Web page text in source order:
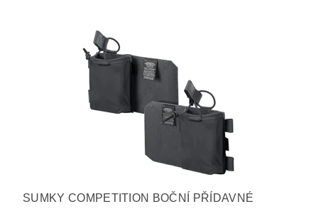
SUMKY COMPETITION BOČNÍ PŘÍDAVNÉ